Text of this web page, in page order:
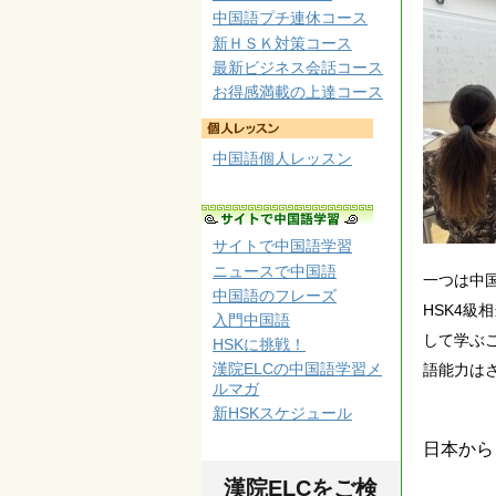
一つは中
HSK4級
して学ぶ
語能力は
日本か
中国語プチ連休コース
新ＨＳＫ対策コース
最新ビジネス会話コース
お得感満載の上達コース
中国語個人レッスン
サイトで中国語学習
ニュースで中国語
中国語のフレーズ
入門中国語
HSKに挑戦！
漢院ELCの中国語学習メ
ルマガ
新HSKスケジュール
漢院ELCをご検